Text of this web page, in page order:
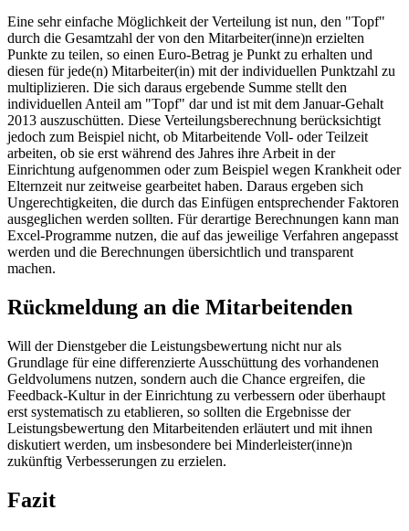
Eine sehr einfache Möglichkeit der Verteilung ist nun, den "Topf"
durch die Ge­samtzahl der von den Mitarbeiter(inne)n erzielten
Punkte zu teilen, so einen Euro-Betrag je Punkt zu erhalten und
diesen für jede(n) Mitarbeiter(in) mit der individuellen Punktzahl zu
multiplizieren. Die sich daraus ergebende Summe stellt den
individuellen Anteil am "Topf" dar und ist mit dem Januar-Gehalt
2013 auszuschütten. Diese Verteilungsberechnung berücksichtigt
jedoch zum Beispiel nicht, ob Mitarbeitende Voll- oder Teilzeit
arbeiten, ob sie erst während des Jahres ihre Arbeit in der
Einrichtung aufgenommen oder zum Beispiel wegen Krankheit oder
Elternzeit nur zeitweise gearbeitet haben. Daraus ergeben sich
Ungerechtigkeiten, die durch das Einfügen entsprechender Faktoren
ausgeglichen werden sollten. Für derartige Be­rechnungen kann man
Excel-Programme nutzen, die auf das jeweilige Verfahren angepasst
werden und die Berechnungen übersichtlich und transparent
machen.
Rückmeldung an die Mitarbeitenden
Will der Dienstgeber die Leistungsbewertung nicht nur als
Grundlage für eine differenzierte Ausschüttung des vorhandenen
Geldvolumens nutzen, sondern auch die Chance ergreifen, die
Feedback-Kultur in der Einrichtung zu verbessern oder überhaupt
erst systematisch zu etablieren, so sollten die Ergebnisse der
Leistungsbewertung den Mitarbeitenden erläutert und mit ihnen
diskutiert werden, um insbesondere bei Minderleister(inne)n
zukünftig Verbesserungen zu erzielen.
Fazit